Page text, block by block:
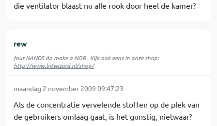
die ventilator blaast nu alle rook door heel de kamer?
rew
four NANDS do make a NOR . Kijk ook eens in onze shop:
http://www.bitwizard.nl/shop/
maandag 2 november 2009 09:47:23
Als de concentratie vervelende stoffen op de plek van
de gebruikers omlaag gaat, is het gunstig, nietwaar?